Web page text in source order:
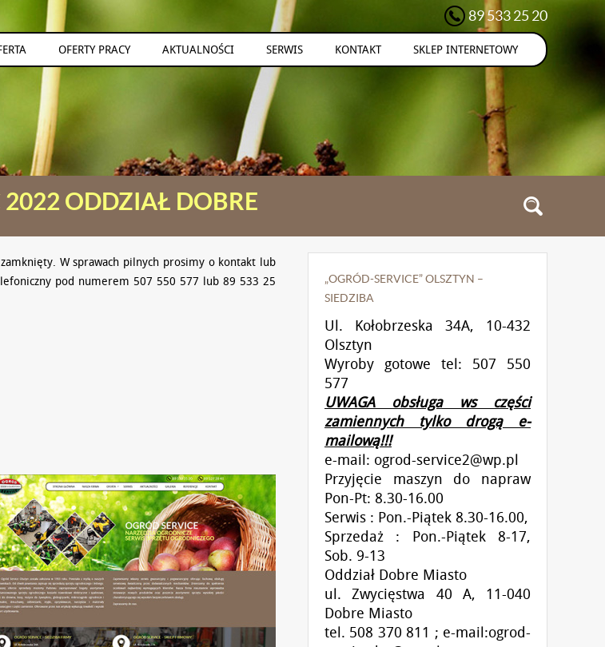
89 533 25 20
OFERTY PRACY AKTUALNOŚCI SERWIS KONTAKT SKLEP INTERNETOWY
ODDZIAŁ DOBRE
W sprawach pilnych prosimy o kontakt lub
pod numerem 507 550 577 lub 89 533 25
„OGRÓD-SERVICE” OLSZTYN –
SIEDZIBA
Ul. Kołobrzeska 34A, 10-432
Olsztyn
Wyroby gotowe tel: 507 550
577
UWAGA obsługa ws części
zamiennych tylko drogą e-
mailową!!!
e-mail: ogrod-service2@wp.pl
Przyjęcie maszyn do napraw
Pon-Pt: 8.30-16.00
Serwis : Pon.-Piątek 8.30-16.00,
Sprzedaż : Pon.-Piątek 8-17,
Sob. 9-13
Oddział Dobre Miasto
ul. Zwycięstwa 40 A, 11-040
Dobre Miasto
tel. 508 370 811 ; e-mail:ogrod-